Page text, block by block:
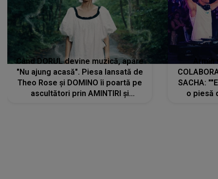
Când DORUL devine muzică, apare
"Nu ajung acasă". Piesa lansată de
Theo Rose și DOMINO îi poartă pe
ascultători prin AMINTIRI și
SACHA:
o piesă